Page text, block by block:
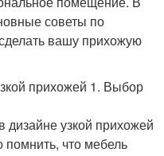
советы по
вашу прихожую
прихожей 1. Выбор
узкой прихожей
что мебель